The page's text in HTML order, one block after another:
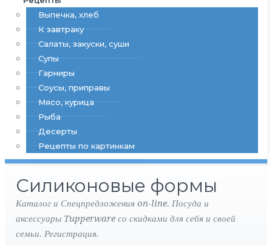
Выпечка, хлеб
К завтраку
Салаты, закуски, суши
Супы
Гарниры
Соусы, приправы
Мясо, курица
Рыба
Десерты
Рецепты по картинкам
Силиконовые формы
Каталог и Спецпредложения on-line. Посуда и
аксессуары Tupperware со скидками для себя и своей
семьи. Регистрация.